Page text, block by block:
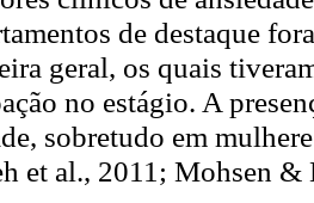
de destaque
geral, os quais
no estágio. A
sobretudo em
et al., 2011; Mohsen &